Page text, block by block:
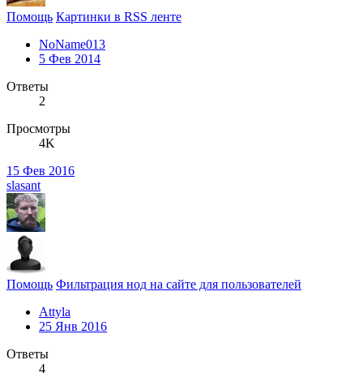
Помощь Картинки в RSS ленте
NoName013
5 Фев 2014
Ответы
2
Просмотры
4K
15 Фев 2016
slasant
Помощь Фильтрация нод на сайте для пользователей
Attyla
25 Янв 2016
Ответы
4